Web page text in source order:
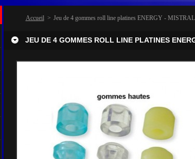
Accueil > Jeu de 4 gommes roll line platines ENERGY -
JEU DE 4 GOMMES ROLL LINE PLATINES